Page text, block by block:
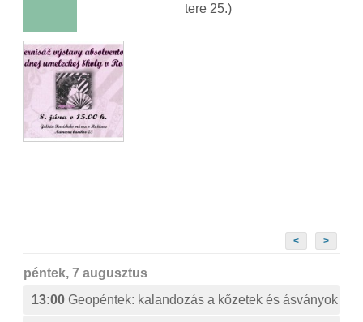
tere 25.)
< >
péntek, 7 augusztus
13:00 Geopéntek: kalandozás a kőzetek és ásványok